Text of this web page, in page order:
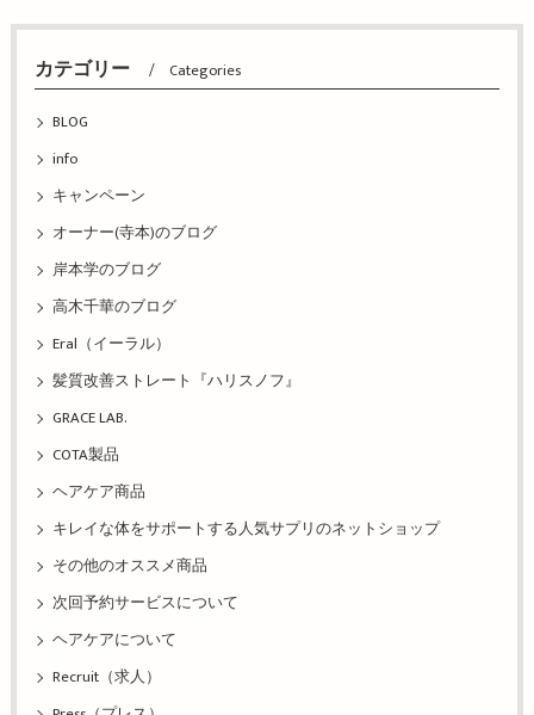
カテゴリー Categories
BLOG
info
キャンペーン
オーナー(寺本)のブログ
岸本学のブログ
高木千華のブログ
Eral（イーラル）
髪質改善ストレート『ハリスノフ』
GRACE LAB.
COTA製品
ヘアケア商品
キレイな体をサポートする人気サプリのネットショップ
その他のオススメ商品
次回予約サービスについて
ヘアケアについて
Recruit（求人）